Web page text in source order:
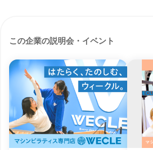
この企業の説明会・イベント